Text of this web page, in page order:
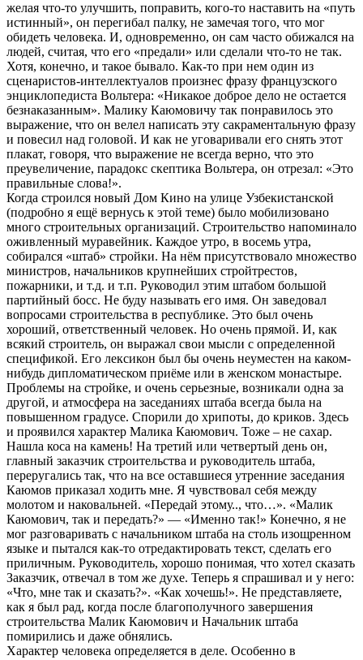
желая что-то улучшить, поправить, кого-то наставить на «путь
истинный», он перегибал палку, не замечая того, что мог
обидеть человека. И, одновременно, он сам часто обижался на
людей, считая, что его «предали» или сделали что-то не так.
Хотя, конечно, и такое бывало. Как-то при нем один из
сценаристов-интеллектуалов произнес фразу французского
энциклопедиста Вольтера: «Никакое доброе дело не остается
безнаказанным». Малику Каюмовичу так понравилось это
выражение, что он велел написать эту сакраментальную фразу
и повесил над головой. И как не уговаривали его снять этот
плакат, говоря, что выражение не всегда верно, что это
преувеличение, парадокс скептика Вольтера, он отрезал: «Это
правильные слова!».
Когда строился новый Дом Кино на улице Узбекистанской
(подробно я ещё вернусь к этой теме) было мобилизовано
много строительных организаций. Строительство напоминало
оживленный муравейник. Каждое утро, в восемь утра,
собирался «штаб» стройки. На нём присутствовало множество
министров, начальников крупнейших стройтрестов,
пожарники, и т.д. и т.п. Руководил этим штабом большой
партийный босс. Не буду называть его имя. Он заведовал
вопросами строительства в республике. Это был очень
хороший, ответственный человек. Но очень прямой. И, как
всякий строитель, он выражал свои мысли с определенной
спецификой. Его лексикон был бы очень неуместен на каком-
нибудь дипломатическом приёме или в женском монастыре.
Проблемы на стройке, и очень серьезные, возникали одна за
другой, и атмосфера на заседаниях штаба всегда была на
повышенном градусе. Спорили до хрипоты, до криков. Здесь
и проявился характер Малика Каюмович. Тоже – не сахар.
Нашла коса на камень! На третий или четвертый день он,
главный заказчик строительства и руководитель штаба,
переругались так, что на все оставшиеся утренние заседания
Каюмов приказал ходить мне. Я чувствовал себя между
молотом и наковальней. «Передай этому.., что…». «Малик
Каюмович, так и передать?» — «Именно так!» Конечно, я не
мог разговаривать с начальником штаба на столь изощренном
языке и пытался как-то отредактировать текст, сделать его
приличным. Руководитель, хорошо понимая, что хотел сказать
Заказчик, отвечал в том же духе. Теперь я спрашивал и у него:
«Что, мне так и сказать?». «Как хочешь!». Не представляете,
как я был рад, когда после благополучного завершения
строительства Малик Каюмович и Начальник штаба
помирились и даже обнялись.
Характер человека определяется в деле. Особенно в